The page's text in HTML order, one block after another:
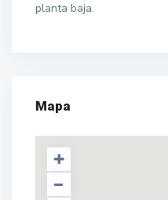
planta baja.
Mapa